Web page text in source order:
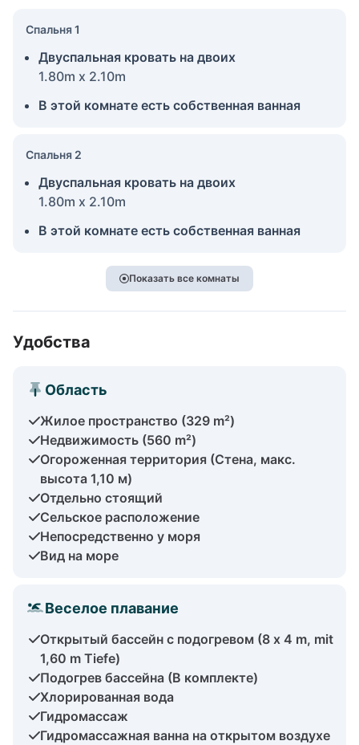
Спальня 1
Двуспальная кровать на двоих
1.80m x 2.10m
В этой комнате есть собственная ванная
Спальня 2
Двуспальная кровать на двоих
1.80m x 2.10m
В этой комнате есть собственная ванная
Показать все комнаты
Удобства
Область
Жилое пространство (329 m²)
Недвижимость (560 m²)
Огороженная территория (Стена, макс.
высота 1,10 м)
Отдельно стоящий
Сельское расположение
Непосредственно у моря
Вид на море
Веселое плавание
Открытый бассейн с подогревом (8 x 4 m, mit
1,60 m Tiefe)
Подогрев бассейна (В комплекте)
Хлорированная вода
Гидромассаж
Гидромассажная ванна на открытом воздухе